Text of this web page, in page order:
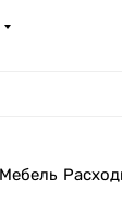
Мебель